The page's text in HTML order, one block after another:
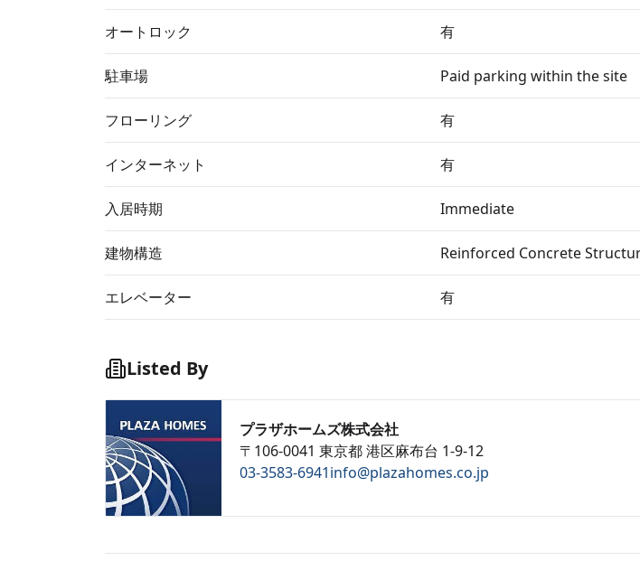
オートロック 有
駐車場 Paid parking within the site
フローリング 有
インターネット 有
入居時期 Immediate
建物構造 Reinforced Concrete
エレベーター 有
Listed By
プラザホームズ株式会社
〒106-0041 東京都 港区麻布台 1-9-12
03-3583-6941info@plazahomes.co.jp